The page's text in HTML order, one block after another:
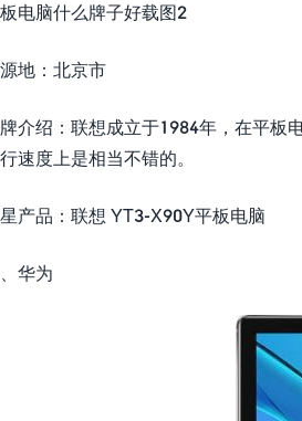
电脑什么牌子好载图2
地：北京市
介绍：联想成立于1984年，在平板
速度上是相当不错的。
产品：联想 YT3-X90Y平板电脑
华为